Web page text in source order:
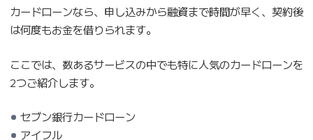
カードローンなら、申し込みから融資まで時間が早く、契約後
は何度もお金を借りられます。
ここでは、数あるサービスの中でも特に人気のカードローンを
2つご紹介します。
セブン銀行カードローン
アイフル